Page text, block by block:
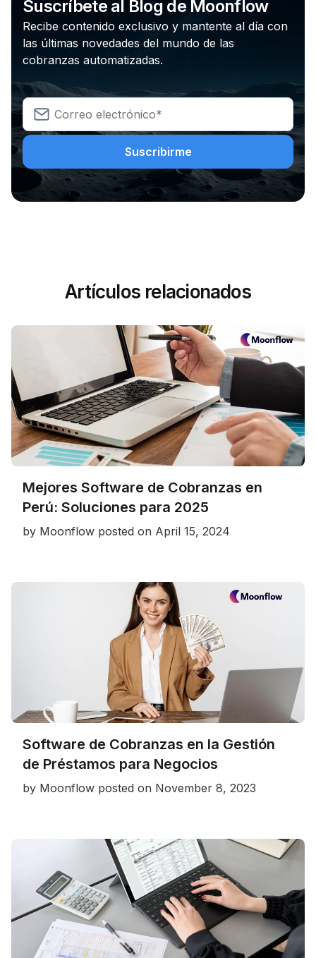
Suscríbete al Blog de Moonflow
Recibe contenido exclusivo y mantente al día con
las últimas novedades del mundo de las
cobranzas automatizadas.
Artículos relacionados
Mejores Software de Cobranzas en
Perú: Soluciones para 2025
by Moonflow posted on April 15, 2024
Software de Cobranzas en la Gestión
de Préstamos para Negocios
by Moonflow posted on November 8, 2023